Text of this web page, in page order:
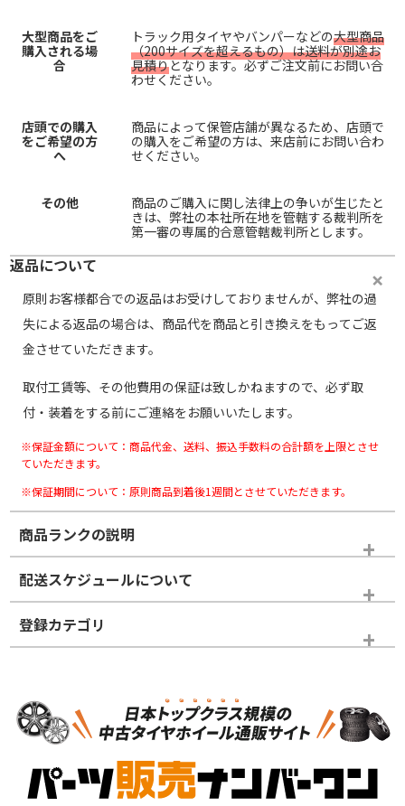
大型商品をご
購入される場
合
トラック用タイヤやバンパーなどの大型商品
（200サイズを超えるもの）は送料が別途お
見積りとなります。必ずご注文前にお問い合
わせください。
店頭での購入
をご希望の方
へ
商品によって保管店舗が異なるため、店頭で
の購入をご希望の方は、来店前にお問い合わ
せください。
その他
商品のご購入に関し法律上の争いが生じたと
きは、弊社の本社所在地を管轄する裁判所を
第一審の専属的合意管轄裁判所とします。
返品について
原則お客様都合での返品はお受けしておりませんが、弊社の過
失による返品の場合は、商品代を商品と引き換えをもってご返
金させていただきます。
取付工賃等、その他費用の保証は致しかねますので、必ず取
付・装着をする前にご連絡をお願いいたします。
※保証金額について：商品代金、送料、振込手数料の合計額を上限とさせ
ていただきます。
※保証期間について：原則商品到着後1週間とさせていただきます。
商品ランクの説明
※商品ランクは出品者の主観により判断しておりますので、あら
かじめご了承ください。
ホイールランク
S
品）
S
新車外し品（新古
付き
配送スケジュールについて
登録カテゴリ
スタッドレスタイヤホイールセット